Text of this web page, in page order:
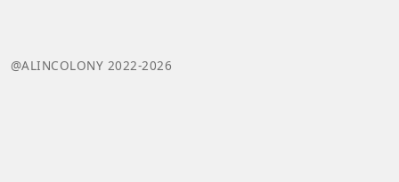
@ALINCOLONY 2022-2026